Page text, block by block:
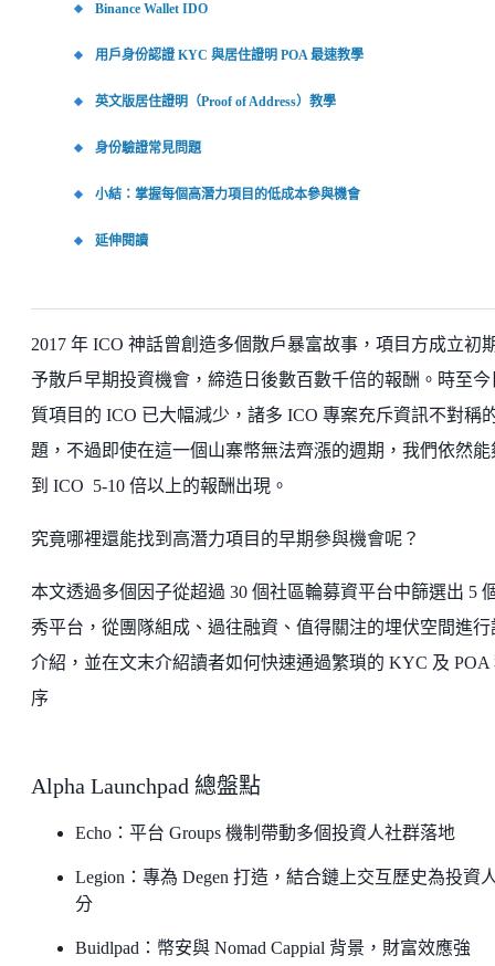
Binance Wallet IDO
用戶身份認證 KYC 與居住證明 POA 最速教學
英文版居住證明（Proof of Address）教學
身份驗證常見問題
小結：掌握每個高潛力項目的低成本參與機會
延伸閱讀
2017 年 ICO 神話曾創造多個散戶暴富故事，項目方成立初
予散戶早期投資機會，締造日後數百數千倍的報酬。時至今
質項目的 ICO 已大幅減少，諸多 ICO 專案充斥資訊不對稱
題，不過即使在這一個山寨幣無法齊漲的週期，我們依然能
到 ICO 5-10 倍以上的報酬出現。
究竟哪裡還能找到高潛力項目的早期參與機會呢？
本文透過多個因子從超過 30 個社區輪募資平台中篩選出 5
秀平台，從團隊組成、過往融資、值得關注的埋伏空間進行
介紹，並在文末介紹讀者如何快速通過繁瑣的 KYC 及 POA
序
Alpha Launchpad 總盤點
Echo：平台 Groups 機制帶動多個投資人社群落地
Legion：專為 Degen 打造，結合鏈上交互歷史為投資
分
Buidlpad：幣安與 Nomad Cappial 背景，財富效應強